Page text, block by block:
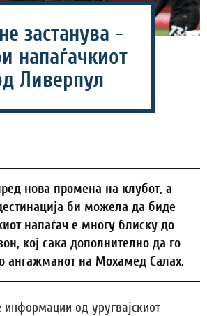
застанува -
напаѓачкиот
Ливерпул
нова промена на клубот, а
би можела да биде
напаѓач е многу блиску до
кој сака дополнително да го
ангажманот на Мохамед Салах.
информации од уругвајскиот